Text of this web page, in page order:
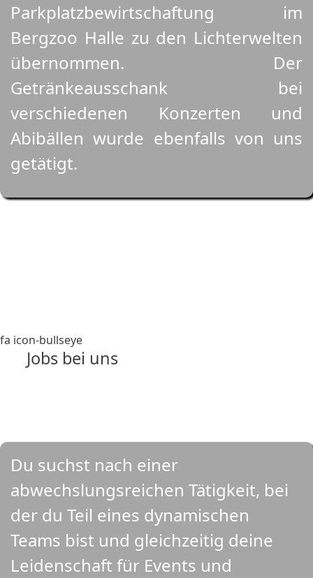
Parkplatzbewirtschaftung im
Bergzoo Halle zu den Lichterwelten
übernommen. Der
Getränkeausschank bei
verschiedenen Konzerten und
Abibällen wurde ebenfalls von uns
getätigt.
fa icon-bullseye
Jobs bei uns
Du suchst nach einer
abwechslungsreichen Tätigkeit, bei
der du Teil eines dynamischen
Teams bist und gleichzeitig deine
Leidenschaft für Events und